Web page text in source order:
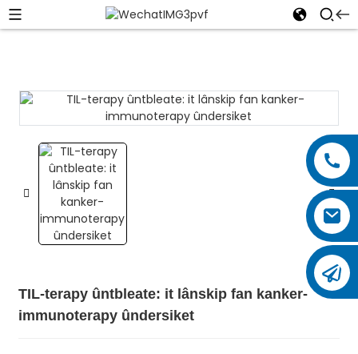
TIL-terapy ûntbleate: it lânskip fan kanker-
immunoterapy ûndersiket